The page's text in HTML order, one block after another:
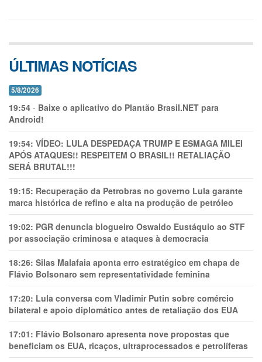
ÚLTIMAS NOTÍCIAS
5/8/2026
19:54 - Baixe o aplicativo do Plantão Brasil.NET para
Android!
19:54: VÍDEO: LULA DESPEDAÇA TRUMP E ESMAGA MILEI
APÓS ATAQUES!! RESPEITEM O BRASIL!! RETALIAÇÃO
SERÁ BRUTAL!!!
19:15: Recuperação da Petrobras no governo Lula garante
marca histórica de refino e alta na produção de petróleo
19:02: PGR denuncia blogueiro Oswaldo Eustáquio ao STF
por associação criminosa e ataques à democracia
18:26: Silas Malafaia aponta erro estratégico em chapa de
Flávio Bolsonaro sem representatividade feminina
17:20: Lula conversa com Vladimir Putin sobre comércio
bilateral e apoio diplomático antes de retaliação dos EUA
17:01: Flávio Bolsonaro apresenta nove propostas que
beneficiam os EUA, ricaços, ultraprocessados e petrolíferas